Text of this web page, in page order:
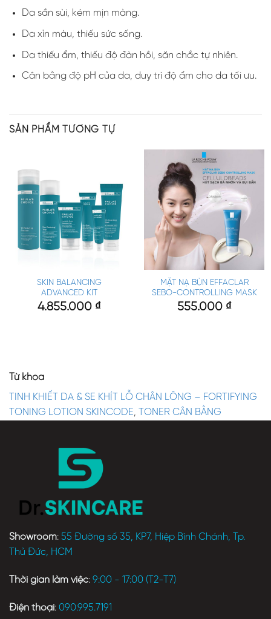
Da sần sùi, kém mịn màng.
Da xỉn màu, thiếu sức sống.
Da thiếu ẩm, thiếu độ đàn hồi, săn chắc tự nhiên.
Cân bằng độ pH của da, duy trì độ ẩm cho da tối ưu.
SẢN PHẨM TƯƠNG TỰ
SKIN BALANCING
ADVANCED KIT
4.855.000 ₫
MẶT NẠ BÙN EFFACLAR
SEBO-CONTROLLING MASK
555.000 ₫
Từ khóa
TINH KHIẾT DA & SE KHÍT LỖ CHÂN LÔNG – FORTIFYING
TONING LOTION SKINCODE, TONER CÂN BẰNG
Showroom: 55 Đường số 35, KP7, Hiệp Bình Chánh, Tp.
Thủ Đức, HCM
Thời gian làm việc: 9:00 - 17:00 (T2-T7)
Điện thoại: 090.995.7191